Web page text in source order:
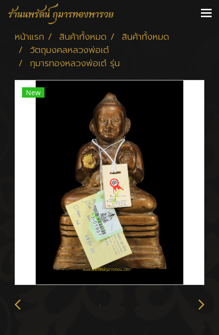
หน้าแรก สินค้าทั้งหมด
สินค้าทั้งหมด
วัตถุมงคลหลวงพ่อเต๋
กุมารทองหลวงพ่อเต๋ รุ่น
New